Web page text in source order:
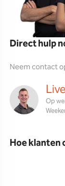
Direct hulp
Neem contact
Op
Hoe klanten